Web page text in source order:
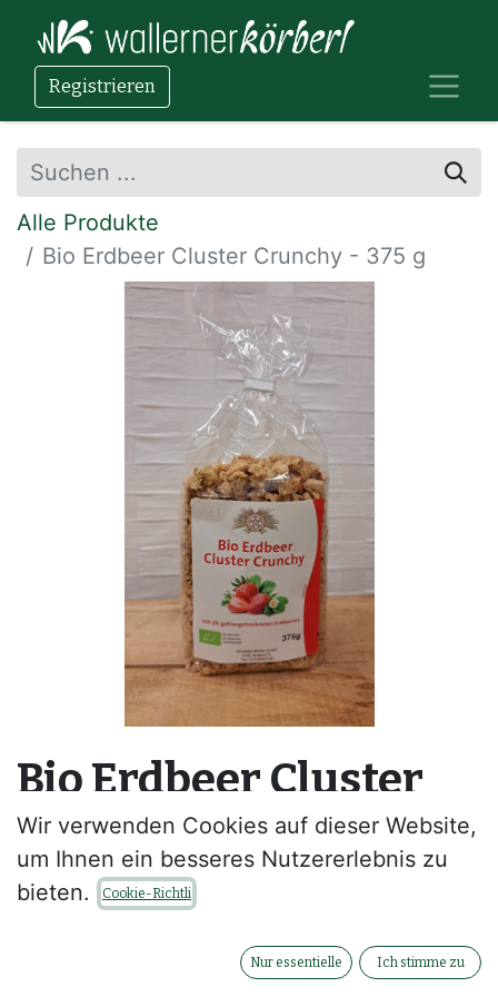
Registrieren
Alle Produkte
Bio Erdbeer Cluster Crunchy - 375 g
Bio Erdbeer Cluster
Crunchy - 375 g
--
Kontaktieren Sie uns
Wir verwenden Cookies auf dieser Website,
um Ihnen ein besseres Nutzererlebnis zu
bieten.
Cookie-Richtli
Nur essentielle Ich stimme zu